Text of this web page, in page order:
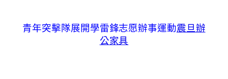
青年突擊隊展開學雷鋒志愿辦事運動震旦辦
公家具